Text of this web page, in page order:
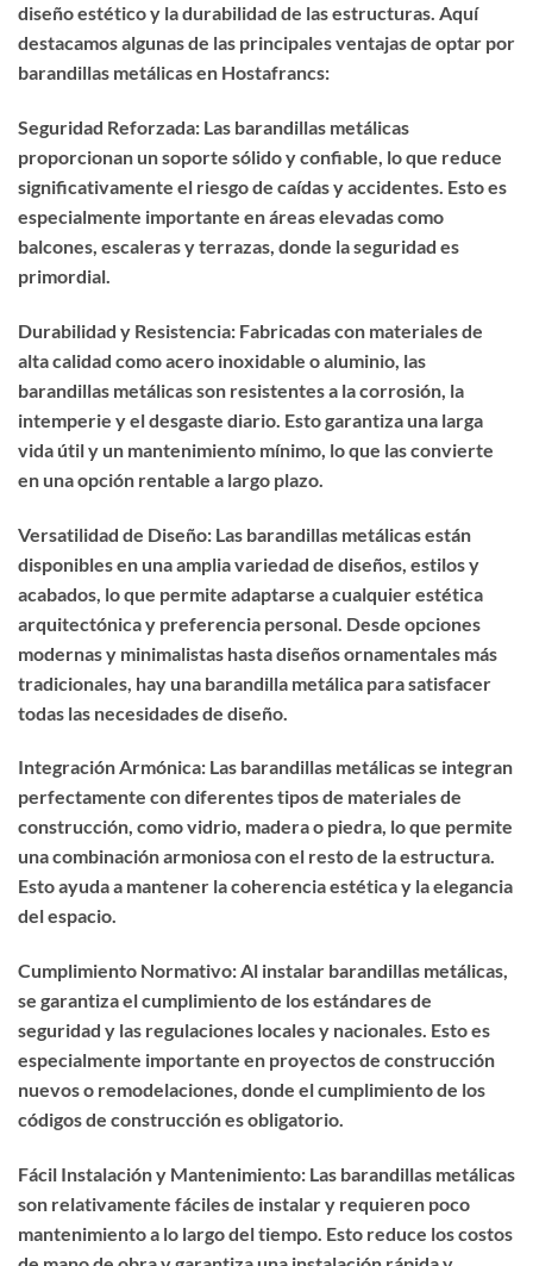
diseño estético y la durabilidad de las estructuras. Aquí
destacamos algunas de las principales ventajas de optar por
barandillas metálicas en Hostafrancs:
Seguridad Reforzada: Las barandillas metálicas
proporcionan un soporte sólido y confiable, lo que reduce
significativamente el riesgo de caídas y accidentes. Esto es
especialmente importante en áreas elevadas como
balcones, escaleras y terrazas, donde la seguridad es
primordial.
Durabilidad y Resistencia: Fabricadas con materiales de
alta calidad como acero inoxidable o aluminio, las
barandillas metálicas son resistentes a la corrosión, la
intemperie y el desgaste diario. Esto garantiza una larga
vida útil y un mantenimiento mínimo, lo que las convierte
en una opción rentable a largo plazo.
Versatilidad de Diseño: Las barandillas metálicas están
disponibles en una amplia variedad de diseños, estilos y
acabados, lo que permite adaptarse a cualquier estética
arquitectónica y preferencia personal. Desde opciones
modernas y minimalistas hasta diseños ornamentales más
tradicionales, hay una barandilla metálica para satisfacer
todas las necesidades de diseño.
Integración Armónica: Las barandillas metálicas se integran
perfectamente con diferentes tipos de materiales de
construcción, como vidrio, madera o piedra, lo que permite
una combinación armoniosa con el resto de la estructura.
Esto ayuda a mantener la coherencia estética y la elegancia
del espacio.
Cumplimiento Normativo: Al instalar barandillas metálicas,
se garantiza el cumplimiento de los estándares de
seguridad y las regulaciones locales y nacionales. Esto es
especialmente importante en proyectos de construcción
nuevos o remodelaciones, donde el cumplimiento de los
códigos de construcción es obligatorio.
Fácil Instalación y Mantenimiento: Las barandillas metálicas
son relativamente fáciles de instalar y requieren poco
mantenimiento a lo largo del tiempo. Esto reduce los costos